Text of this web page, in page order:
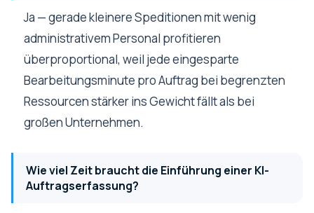
Ja — gerade kleinere Speditionen mit wenig
administrativem Personal profitieren
überproportional, weil jede eingesparte
Bearbeitungsminute pro Auftrag bei begrenzten
Ressourcen stärker ins Gewicht fällt als bei
großen Unternehmen.
Wie viel Zeit braucht die Einführung einer KI-
Auftragserfassung?